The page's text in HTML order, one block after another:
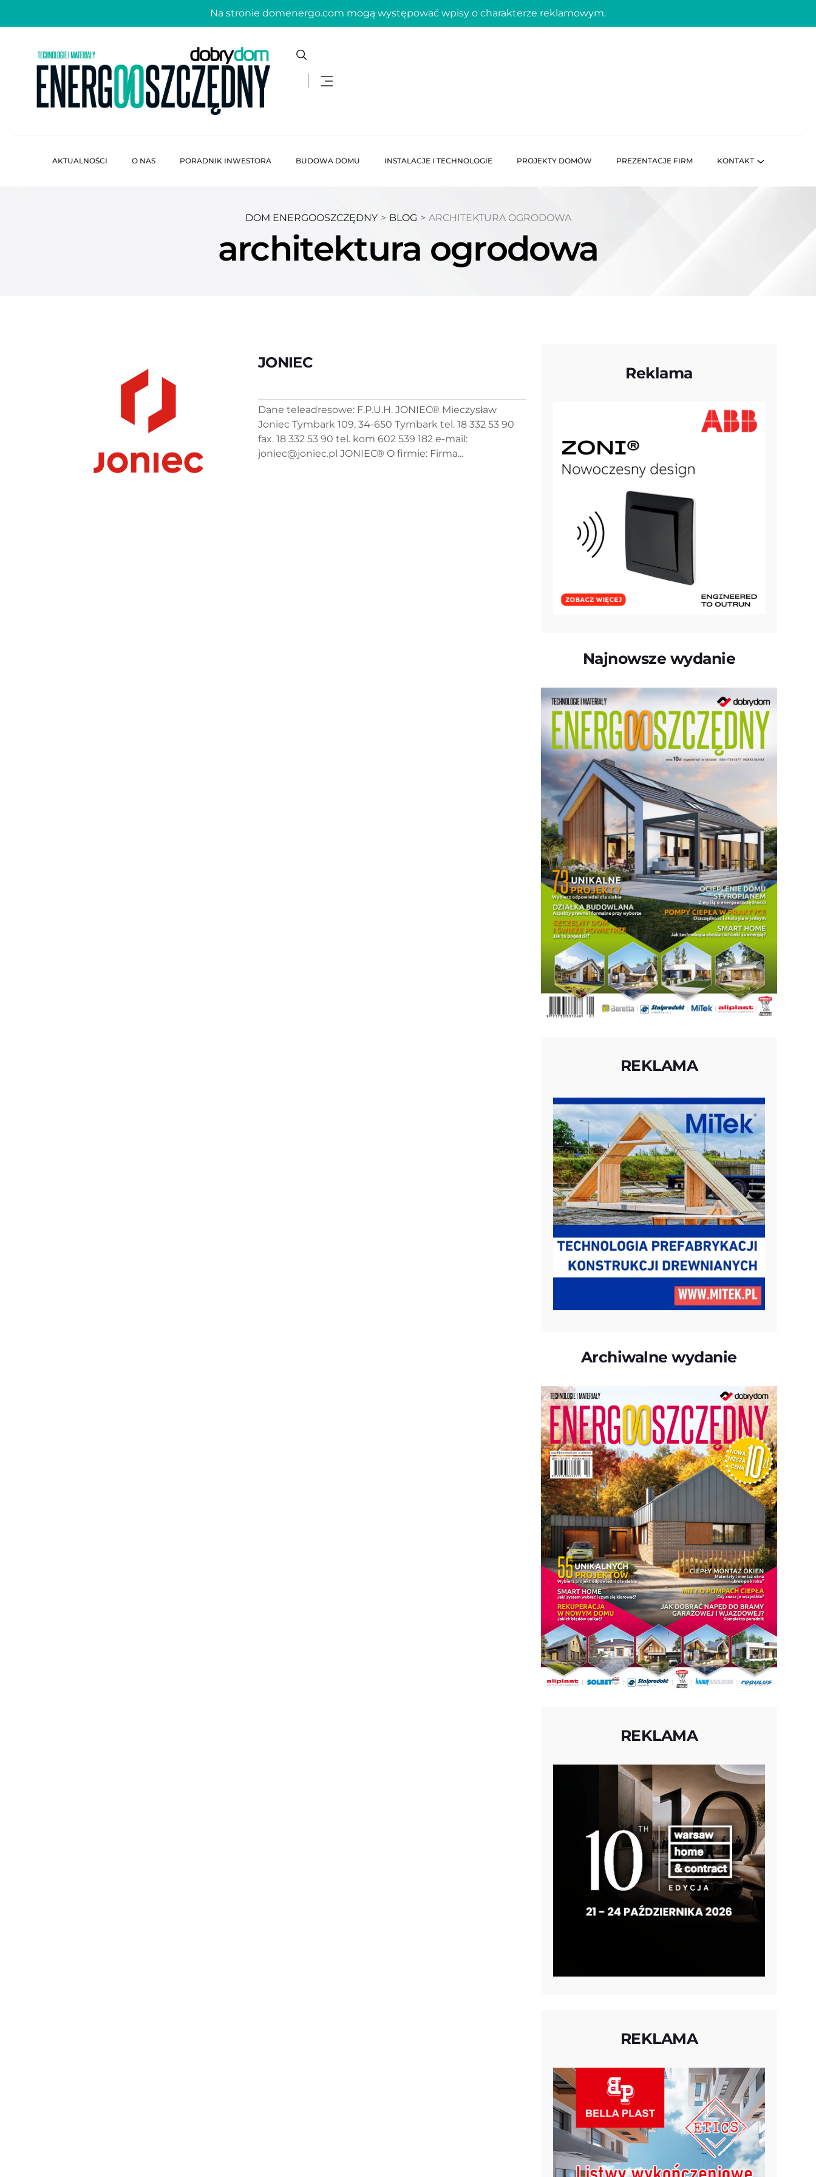
Na stronie domenergo.com mogą występować wpisy o charakterze reklamowym.
AKTUALNOŚCI O NAS PORADNIK INWESTORA BUDOWA DOMU INSTALACJE I TECHNOLOGIE PROJEKTY DOMÓW PREZENTACJE FIRM KONTAKT
DOM ENERGOOSZCZĘDNY > BLOG > ARCHITEKTURA OGRODOWA
architektura ogrodowa
JONIEC
Dane teleadresowe: F.P.U.H. JONIEC® Mieczysław
Joniec Tymbark 109, 34-650 Tymbark tel. 18 332 53 90
fax. 18 332 53 90 tel. kom 602 539 182 e-mail:
joniec@joniec.pl JONIEC® O firmie: Firma...
Reklama
Najnowsze wydanie
REKLAMA
Archiwalne wydanie
REKLAMA
REKLAMA